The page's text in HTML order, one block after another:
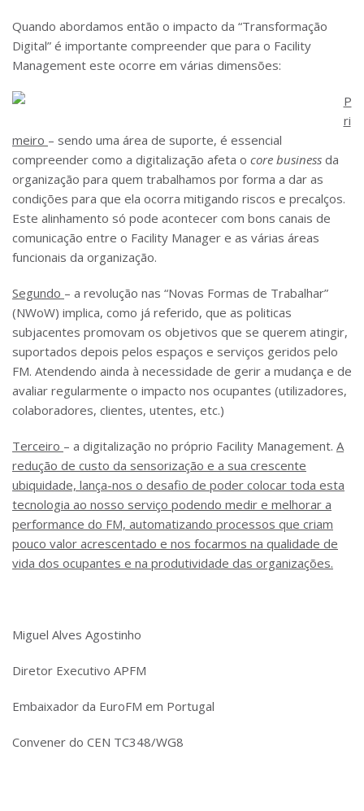
Quando abordamos então o impacto da “Transformação
Digital” é importante compreender que para o Facility
Management este ocorre em várias dimensões:
P
ri
meiro – sendo uma área de suporte, é essencial
compreender como a digitalização afeta o core business da
organização para quem trabalhamos por forma a dar as
condições para que ela ocorra mitigando riscos e precalços.
Este alinhamento só pode acontecer com bons canais de
comunicação entre o Facility Manager e as várias áreas
funcionais da organização.
Segundo – a revolução nas “Novas Formas de Trabalhar”
(NWoW) implica, como já referido, que as politicas
subjacentes promovam os objetivos que se querem atingir,
suportados depois pelos espaços e serviços geridos pelo
FM. Atendendo ainda à necessidade de gerir a mudança e de
avaliar regularmente o impacto nos ocupantes (utilizadores,
colaboradores, clientes, utentes, etc.)
Terceiro – a digitalização no próprio Facility Management. A
redução de custo da sensorização e a sua crescente
ubiquidade, lança-nos o desafio de poder colocar toda esta
tecnologia ao nosso serviço podendo medir e melhorar a
performance do FM, automatizando processos que criam
pouco valor acrescentado e nos focarmos na qualidade de
vida dos ocupantes e na produtividade das organizações.
Miguel Alves Agostinho
Diretor Executivo APFM
Embaixador da EuroFM em Portugal
Convener do CEN TC348/WG8